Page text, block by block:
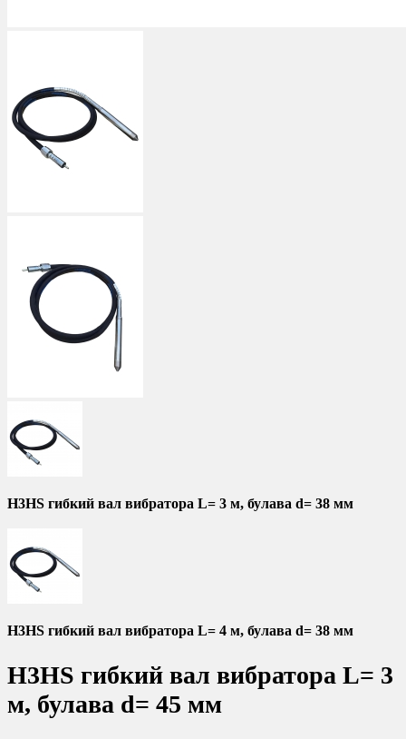
H3HS гибкий вал вибратора L= 3 м, булава d= 38 мм
H3HS гибкий вал вибратора L= 4 м, булава d= 38 мм
H3HS гибкий вал вибратора L= 3
м, булава d= 45 мм